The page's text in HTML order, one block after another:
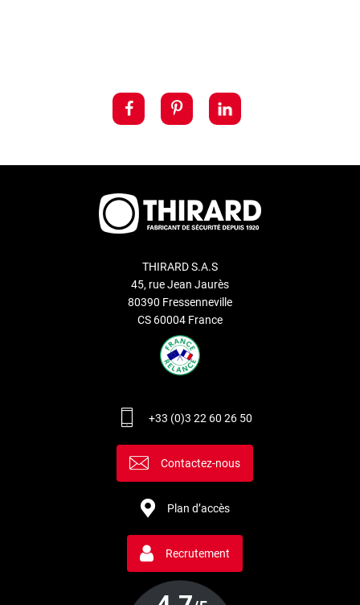
THIRARD S.A.S
45, rue Jean Jaurès
80390 Fressenneville
CS 60004 France
+33 (0)3 22 60 26 50
Contactez-nous
Plan d’accès
Recrutement